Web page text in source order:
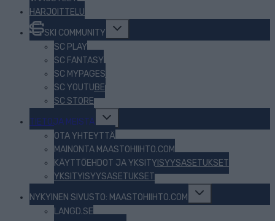
HARJOITTELU
SKI COMMUNITY
Toggle
child
menu
SC PLAY
SC FANTASY
SC MYPAGES
SC YOUTUBE
SC STORE
TIETOJA MEISTÄ
Toggle
child
menu
OTA YHTEYTTÄ
MAINONTA MAASTOHIIHTO.COM
KÄYTTÖEHDOT JA YKSITYISYYSASETUKSET
YKSITYISYYSASETUKSET
NYKYINEN SIVUSTO: MAASTOHIIHTO.COM
Toggle
child
menu
LANGD.SE